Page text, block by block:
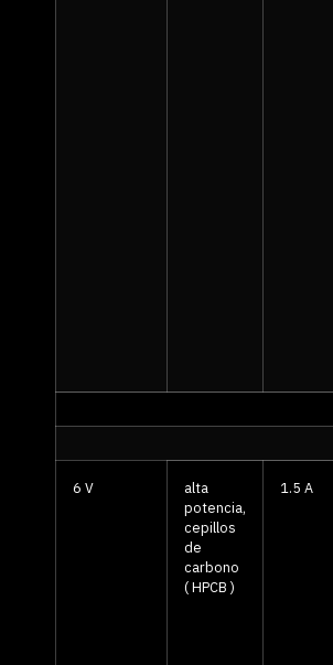
6 V
alta
potencia,
cepillos
de
carbono
( HPCB )
1.5 A